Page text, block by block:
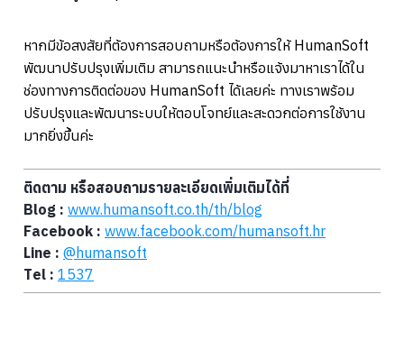
หากมีข้อสงสัยที่ต้องการสอบถามหรือต้องการให้ HumanSoft
พัฒนาปรับปรุงเพิ่มเติม สามารถแนะนำหรือแจ้งมาหาเราได้ใน
ช่องทางการติดต่อของ HumanSoft ได้เลยค่ะ ทางเราพร้อม
ปรับปรุงและพัฒนาระบบให้ตอบโจทย์และสะดวกต่อการใช้งาน
มากยิ่งขึ้นค่ะ
ติดตาม หรือสอบถามรายละเอียดเพิ่มเติมได้ที่
Blog : www.humansoft.co.th/th/blog
Facebook : www.facebook.com/humansoft.hr
Line : @humansoft
Tel : 1537